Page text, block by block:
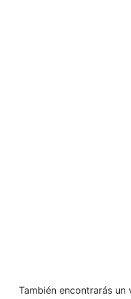
También encontrarás